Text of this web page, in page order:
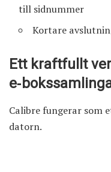
till sidnummer
Kortare
Ett kraftfullt
Calibre fungerar som
datorn.